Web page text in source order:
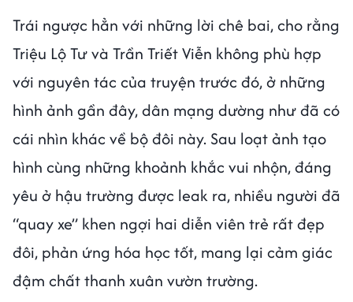
Trái ngược hẳn với những lời chê bai, cho rằng
Triệu Lộ Tư và Trần Triết Viễn không phù hợp
với nguyên tác của truyện trước đó, ở những
hình ảnh gần đây, dân mạng dường như đã có
cái nhìn khác về bộ đôi này. Sau loạt ảnh tạo
hình cùng những khoảnh khắc vui nhộn, đáng
yêu ở hậu trường được leak ra, nhiều người đã
“quay xe” khen ngợi hai diễn viên trẻ rất đẹp
đôi, phản ứng hóa học tốt, mang lại cảm giác
đậm chất thanh xuân vườn trường.